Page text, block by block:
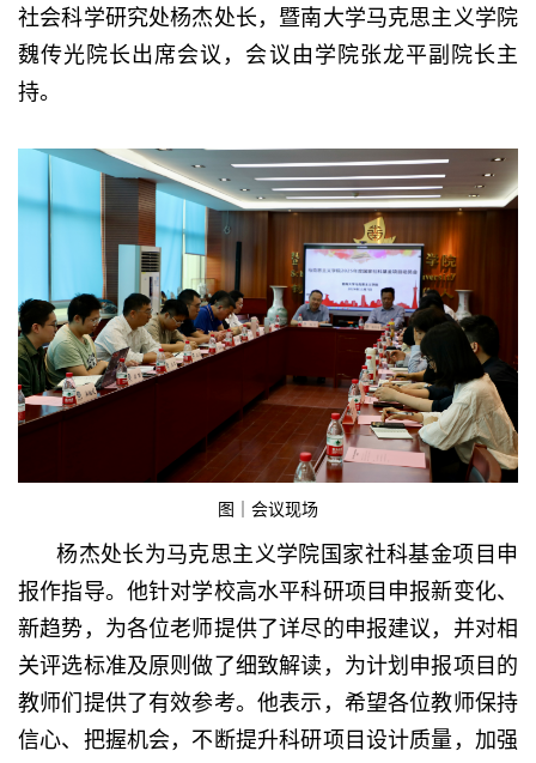
社会科学研究处杨杰处长，暨南大学马克思主义学院
魏传光院长出席会议，会议由学院张龙平副院长主
持。
图｜会议现场
杨杰处长为马克思主义学院国家社科基金项目申
报作指导。他针对学校高水平科研项目申报新变化、
新趋势，为各位老师提供了详尽的申报建议，并对相
关评选标准及原则做了细致解读，为计划申报项目的
教师们提供了有效参考。他表示，希望各位教师保持
信心、把握机会，不断提升科研项目设计质量，加强